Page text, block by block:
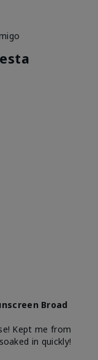
Broad
Kept me from
in quickly!